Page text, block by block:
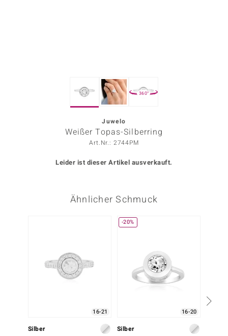
BY DE MELO
360°
Juwelo
Weißer Topas-Silberring
Art.Nr.: 2744PM
Leider ist dieser Artikel ausverkauft.
Ähnlicher Schmuck
16-21
Silber
-20%
16-20
Silber